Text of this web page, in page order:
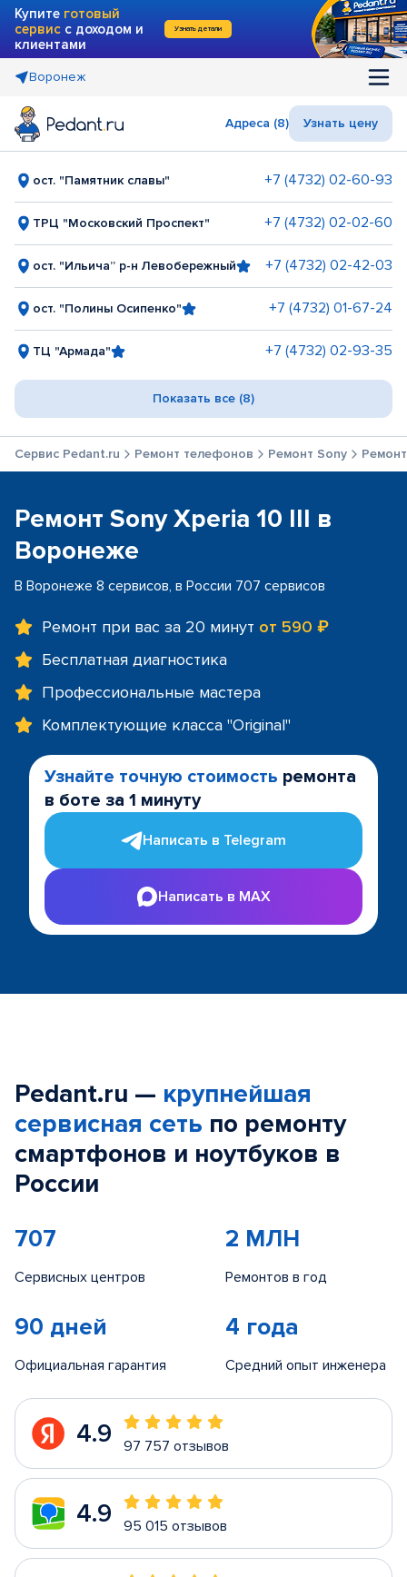
Купите готовый
сервис с доходом и
клиентами
Узнать детали
Воронеж
Адреса (8) Узнать цену
ост. "Памятник славы" +7 (4732) 02-60-93
ТРЦ "Московский Проспект" +7 (4732) 02-02-60
ост. "Ильича” р-н Левобережный +7 (4732) 02-42-03
ост. "Полины Осипенко" +7 (4732) 01-67-24
ТЦ "Армада" +7 (4732) 02-93-35
Показать все (8)
Сервис Pedant.ru Ремонт телефонов Ремонт Sony
Ремонт Sony Xperia 10 III в
Воронеже
В Воронеже 8 сервисов, в России 707 сервисов
Ремонт при вас за 20 минут от 590 ₽
Бесплатная диагностика
Профессиональные мастера
Комплектующие класса "Original"
Узнайте точную стоимость ремонта
в боте за 1 минуту
Написать в Telegram
Написать в MAX
Pedant.ru — крупнейшая
сервисная сеть по ремонту
смартфонов и ноутбуков в
России
707
Сервисных центров
2 МЛН
Ремонтов в год
90 дней
Официальная гарантия
4 года
Средний опыт инженера
4.9 97 757 отзывов
4.9 95 015 отзывов